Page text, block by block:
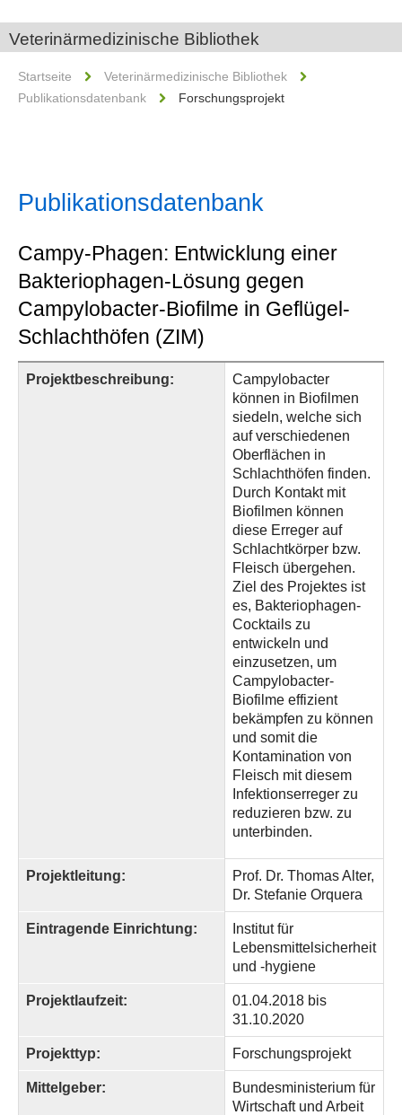
Veterinärmedizinische Bibliothek
Startseite
Veterinärmedizinische Bibliothek
Publikationsdatenbank
Forschungsprojekt
Publikationsdatenbank
Campy-Phagen: Entwicklung einer
Bakteriophagen-Lösung gegen
Campylobacter-Biofilme in Geflügel-
Schlachthöfen (ZIM)
Projektbeschreibung:
Campylobacter
können in Biofilmen
siedeln, welche sich
auf verschiedenen
Oberflächen in
Schlachthöfen finden.
Durch Kontakt mit
Biofilmen können
diese Erreger auf
Schlachtkörper bzw.
Fleisch übergehen.
Ziel des Projektes ist
es, Bakteriophagen-
Cocktails zu
entwickeln und
einzusetzen, um
Campylobacter-
Biofilme effizient
bekämpfen zu können
und somit die
Kontamination von
Fleisch mit diesem
Infektionserreger zu
reduzieren bzw. zu
unterbinden.
Projektleitung:
Prof. Dr. Thomas Alter,
Dr. Stefanie Orquera
Eintragende Einrichtung:
Institut für
Lebensmittelsicherheit
und -hygiene
Projektlaufzeit:
01.04.2018 bis
31.10.2020
Projekttyp: Forschungsprojekt
Mittelgeber:
Bundesministerium für
Wirtschaft und Arbeit